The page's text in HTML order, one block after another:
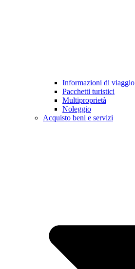
Informazioni di viaggio
Pacchetti turistici
Multiproprietà
Noleggio
Acquisto beni e servizi